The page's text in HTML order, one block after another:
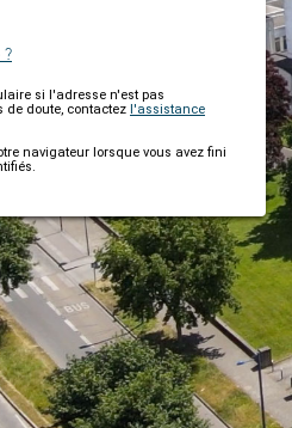
si l'adresse n'est pas
de doute, contactez l'assistance
navigateur lorsque vous avez fini